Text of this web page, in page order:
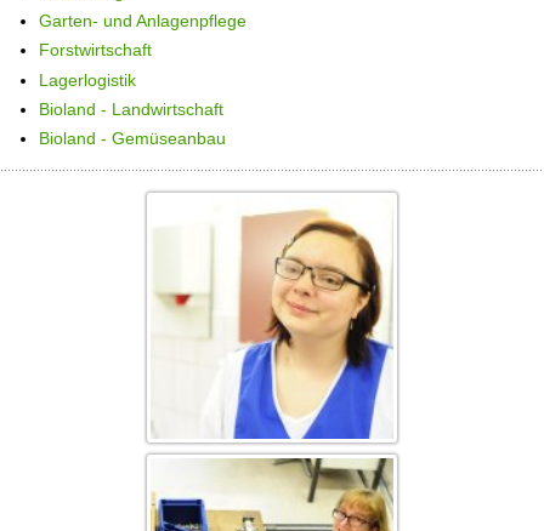
Garten- und Anlagenpflege
Forstwirtschaft
Lagerlogistik
Bioland - Landwirtschaft
Bioland - Gemüseanbau